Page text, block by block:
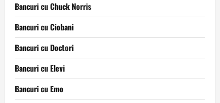
Bancuri cu Chuck Norris
Bancuri cu Ciobani
Bancuri cu Doctori
Bancuri cu Elevi
Bancuri cu Emo